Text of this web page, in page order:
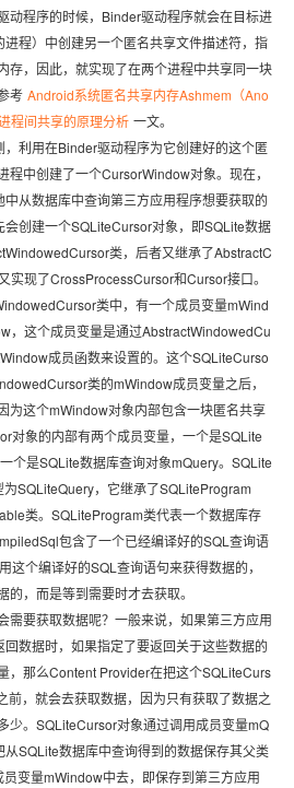
动程序的时候，Binder驱动程序就会在目标进
程）中创建另一个匿名共享文件描述符，指
存，因此，就实现了在两个进程中共享同一块
考 Android系统匿名共享内存Ashmem（Ano
程间共享的原理分析 一文。
利用在Binder驱动程序为它创建好的这个匿
程中创建了一个CursorWindow对象。现在，
从数据库中查询第三方应用程序想要获取的
创建一个SQLiteCursor对象，即SQLite数据
类，后者又继承了AbstractC
实现了CrossProcessCursor和Cursor接口。
类中，有一个成员变量mWind
，这个成员变量是通过AbstractWindowedCu
成员函数来设置的。这个SQLiteCurso
类的mWindow成员变量之后，
为这个mWindow对象内部包含一块匿名共享
对象的内部有两个成员变量，一个是SQLite
个是SQLite数据库查询对象mQuery。SQLite
SQLiteQuery，它继承了SQLiteProgram
类。SQLiteProgram类代表一个数据库存
包含了一个已经编译好的SQL查询语
这个编译好的SQL查询语句来获得数据的，
，而是等到需要时才去获取。
要获取数据呢？一般来说，如果第三方应用
数据时，如果指定了要返回关于这些数据的
，那么Content Provider在把这个SQLiteCurs
前，就会去获取数据，因为只有获取了数据之
少。SQLiteCursor对象通过调用成员变量mQ
SQLite数据库中查询得到的数据保存其父类
变量mWindow中去，即保存到第三方应用